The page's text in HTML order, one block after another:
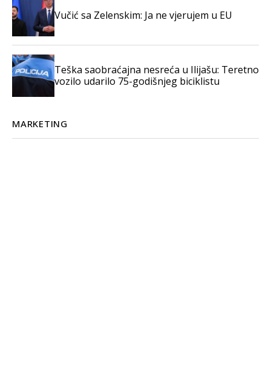
Vučić sa Zelenskim: Ja ne vjerujem u EU
Teška saobraćajna nesreća u Ilijašu: Teretno
vozilo udarilo 75-godišnjeg biciklistu
MARKETING